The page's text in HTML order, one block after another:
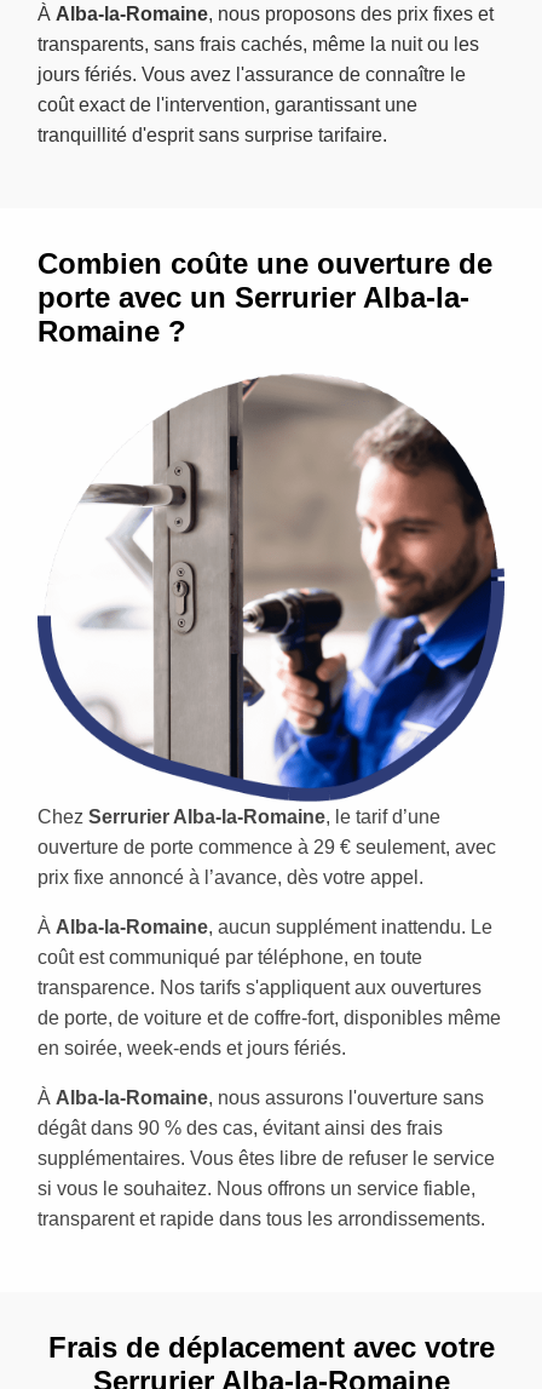
À Alba-la-Romaine, nous proposons des prix fixes et
transparents, sans frais cachés, même la nuit ou les
jours fériés. Vous avez l'assurance de connaître le
coût exact de l'intervention, garantissant une
tranquillité d'esprit sans surprise tarifaire.
Combien coûte une ouverture de
porte avec un Serrurier Alba-la-
Romaine ?
Chez Serrurier Alba-la-Romaine, le tarif d’une
ouverture de porte commence à 29 € seulement, avec
prix fixe annoncé à l’avance, dès votre appel.
À Alba-la-Romaine, aucun supplément inattendu. Le
coût est communiqué par téléphone, en toute
transparence. Nos tarifs s'appliquent aux ouvertures
de porte, de voiture et de coffre-fort, disponibles même
en soirée, week-ends et jours fériés.
À Alba-la-Romaine, nous assurons l'ouverture sans
dégât dans 90 % des cas, évitant ainsi des frais
supplémentaires. Vous êtes libre de refuser le service
si vous le souhaitez. Nous offrons un service fiable,
transparent et rapide dans tous les arrondissements.
Frais de déplacement avec votre
Serrurier Alba-la-Romaine